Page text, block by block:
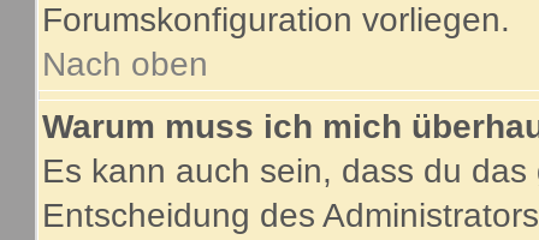
Forumskonfiguration vorliegen.
Nach oben
Warum muss ich mich
Es kann auch sein, dass du
Entscheidung des